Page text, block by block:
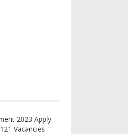
2023 Apply
Vacancies